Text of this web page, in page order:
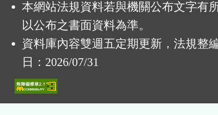
本網站法規資料若與機關公布文字有
以公布之書面資料為準。
資料庫內容雙週五定期更新，法規整
日：2026/07/31